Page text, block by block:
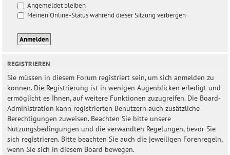
Angemeldet bleiben
Meinen Online-Status während dieser Sitzung verbergen
REGISTRIEREN
Sie müssen in diesem Forum registriert sein, um sich anmelden zu
können. Die Registrierung ist in wenigen Augenblicken erledigt und
ermöglicht es Ihnen, auf weitere Funktionen zuzugreifen. Die Board-
Administration kann registrierten Benutzern auch zusätzliche
Berechtigungen zuweisen. Beachten Sie bitte unsere
Nutzungsbedingungen und die verwandten Regelungen, bevor Sie
sich registrieren. Bitte beachten Sie auch die jeweiligen Forenregeln,
wenn Sie sich in diesem Board bewegen.